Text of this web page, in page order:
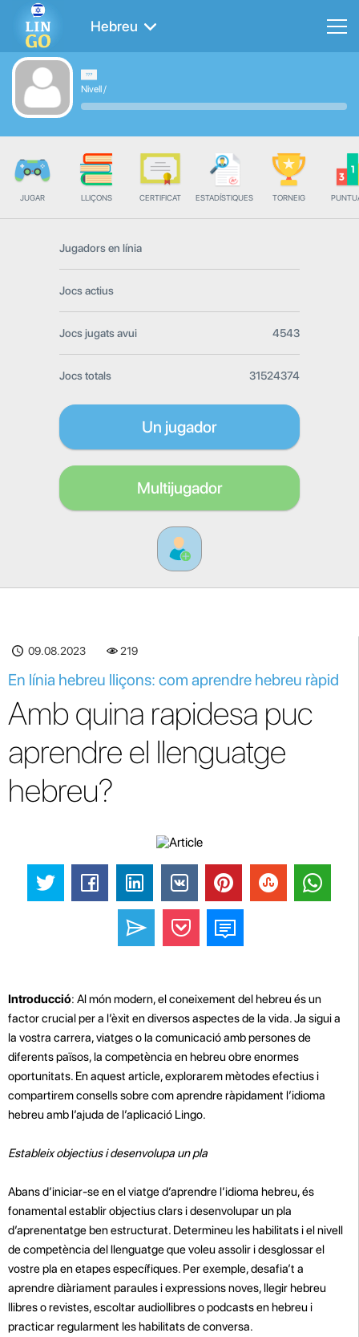
Hebreu
Nivell/
JUGAR LLIÇONS CERTIFICAT ESTADÍSTIQUES TORNEIG
Jugadors en línia
Jocs actius
Jocs jugats avui 4543
Jocs totals 31524374
Un jugador
Multijugador
09.08.2023 219
En línia hebreu lliçons: com aprendre hebreu ràpid
Amb quina rapidesa puc
aprendre el llenguatge
hebreu?
Introducció: Al món modern, el coneixement del hebreu és un
factor crucial per a l’èxit en diversos aspectes de la vida. Ja sigui a
la vostra carrera, viatges o la comunicació amb persones de
diferents països, la competència en hebreu obre enormes
oportunitats. En aquest article, explorarem mètodes efectius i
compartirem consells sobre com aprendre ràpidament l’idioma
hebreu amb l’ajuda de l’aplicació Lingo.
Estableix objectius i desenvolupa un pla
Abans d’iniciar-se en el viatge d’aprendre l’idioma hebreu, és
fonamental establir objectius clars i desenvolupar un pla
d’aprenentatge ben estructurat. Determineu les habilitats i el nivell
de competència del llenguatge que voleu assolir i desglossar el
vostre pla en etapes específiques. Per exemple, desafia’t a
aprendre diàriament paraules i expressions noves, llegir hebreu
llibres o revistes, escoltar audiollibres o podcasts en hebreu i
practicar regularment les habilitats de conversa.